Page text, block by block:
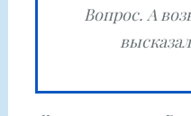
Вопрос. А